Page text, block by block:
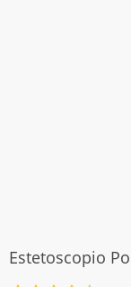
Estetoscopio